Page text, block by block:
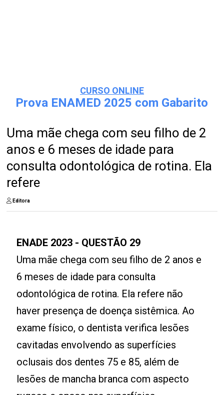
CURSO ONLINE
Prova ENAMED 2025 com Gabarito
Uma mãe chega com seu filho de 2
anos e 6 meses de idade para
consulta odontológica de rotina. Ela
refere
Editora
ENADE 2023 - QUESTÃO 29
Uma mãe chega com seu filho de 2 anos e
6 meses de idade para consulta
odontológica de rotina. Ela refere não
haver presença de doença sistêmica. Ao
exame físico, o dentista verifica lesões
cavitadas envolvendo as superfícies
oclusais dos dentes 75 e 85, além de
lesões de mancha branca com aspecto